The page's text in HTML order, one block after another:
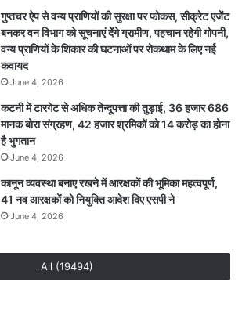
गुप्तचर ऐप से वन्य प्राणियों की सुरक्षा पर फोकस, सीक्रेट एजेंट
बनकर वन विभाग को सूचनाएं देेंगे ग्रामीण, पहचान रहेगी गोपनी,
वन्य प्राणियों के शिकार की घटनाओं पर रोकथाम के लिए नई
कवायद
June 4, 2026
कटनी में टारगेट से अधिक तेन्दूपत्ता की तुड़ाई, 36 हजार 686
मानक बोरा संग्रहण, 42 हजार श्रमिकों को 14 करोड़ का होना
है भुगतान
June 4, 2026
कानून व्यवस्था बनाए रखने में आरक्षकों की भूमिका महत्वपूर्ण,
41 नव आरक्षकों को नियुक्ति आदेश दिए एसपी ने
June 4, 2026
All (19494)